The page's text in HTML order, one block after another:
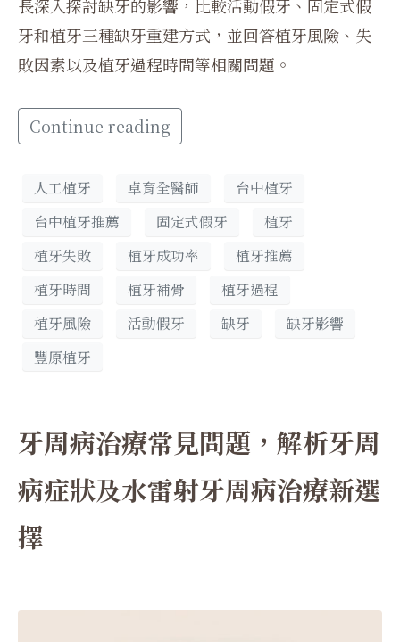
長深入探討缺牙的影響，比較活動假牙、固定式假
牙和植牙三種缺牙重建方式，並回答植牙風險、失
敗因素以及植牙過程時間等相關問題。
Continue reading
人工植牙 卓育全醫師
台中植牙
台中植牙推薦
固定式假牙
植牙
植牙失敗
植牙成功率
植牙推薦
植牙時間
植牙補骨
植牙過程
植牙風險
活動假牙 缺牙
缺牙影響
豐原植牙
牙周病治療常見問題，解析牙周
病症狀及水雷射牙周病治療新選
擇